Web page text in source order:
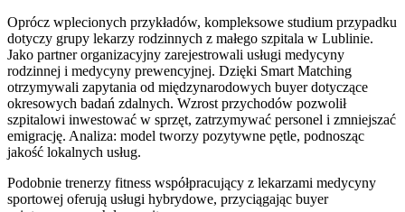
Oprócz wplecionych przykładów, kompleksowe studium przypadku
dotyczy grupy lekarzy rodzinnych z małego szpitala w Lublinie.
Jako partner organizacyjny zarejestrowali usługi medycyny
rodzinnej i medycyny prewencyjnej. Dzięki Smart Matching
otrzymywali zapytania od międzynarodowych buyer dotyczące
okresowych badań zdalnych. Wzrost przychodów pozwolił
szpitalowi inwestować w sprzęt, zatrzymywać personel i zmniejszać
emigrację. Analiza: model tworzy pozytywne pętle, podnosząc
jakość lokalnych usług.
Podobnie trenerzy fitness współpracujący z lekarzami medycyny
sportowej oferują usługi hybrydowe, przyciągając buyer